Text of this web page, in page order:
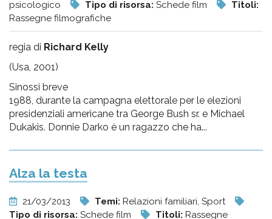
psicologico Tipo di risorsa: Schede film
Titoli:
Rassegne filmografiche
regia di Richard Kelly
(Usa, 2001)
Sinossi breve
1988, durante la campagna elettorale per le elezioni
presidenziali americane tra George Bush sr. e Michael
Dukakis. Donnie Darko è un ragazzo che ha...
Alza la testa
21/03/2013 Temi: Relazioni familiari, Sport
Tipo di risorsa: Schede film Titoli: Rassegne